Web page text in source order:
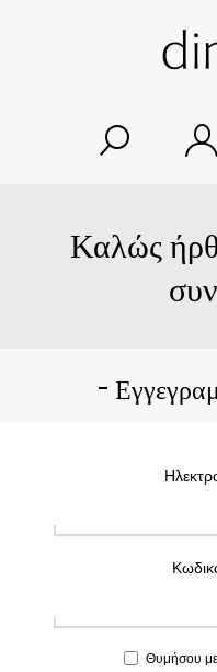
Καλώς
Θυμήσου με